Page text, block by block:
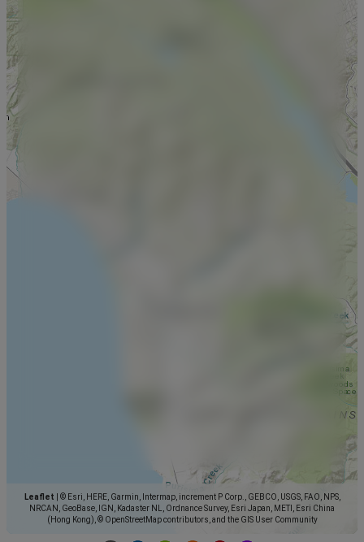
Leaflet
© Esri, HERE, Garmin, Intermap, increment P Corp., GEBCO, USGS, FAO, NPS,
NRCAN, GeoBase, IGN, Kadaster NL, Ordnance Survey, Esri Japan, METI, Esri China
(Hong Kong), © OpenStreetMap contributors, and the GIS User Community